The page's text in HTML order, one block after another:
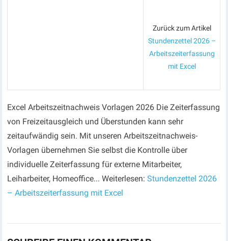
Zurück zum Artikel
Stundenzettel 2026 –
Arbeitszeiterfassung
mit Excel
Excel Arbeitszeitnachweis Vorlagen 2026 Die Zeiterfassung
von Freizeitausgleich und Überstunden kann sehr
zeitaufwändig sein. Mit unseren Arbeitszeitnachweis-
Vorlagen übernehmen Sie selbst die Kontrolle über
individuelle Zeiterfassung für externe Mitarbeiter,
Leiharbeiter, Homeoffice... Weiterlesen:Stundenzettel 2026
– Arbeitszeiterfassung mit Excel